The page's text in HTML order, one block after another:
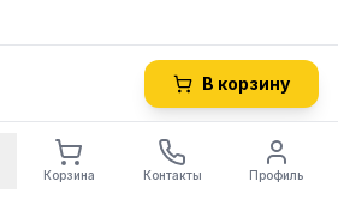
В корзину
Корзина Контакты Профиль